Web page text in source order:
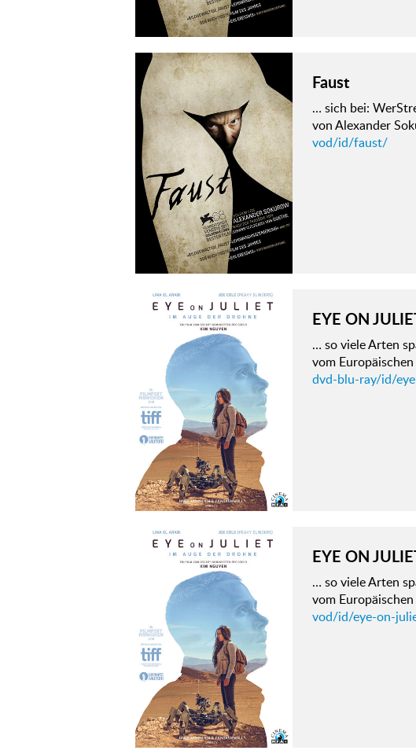
Faust
… sich bei:
von Alexander
vod/id/faust/
EYE ON
… so viele Arten
vom
dvd-blu-ray/id/
EYE ON
… so viele Arten
vom
vod/id/eye-on-